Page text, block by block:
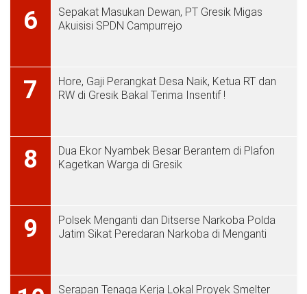
6
Sepakat Masukan Dewan, PT Gresik Migas
Akuisisi SPDN Campurrejo
7
Hore, Gaji Perangkat Desa Naik, Ketua RT dan
RW di Gresik Bakal Terima Insentif !
8
Dua Ekor Nyambek Besar Berantem di Plafon
Kagetkan Warga di Gresik
9
Polsek Menganti dan Ditserse Narkoba Polda
Jatim Sikat Peredaran Narkoba di Menganti
Serapan Tenaga Kerja Lokal Proyek Smelter